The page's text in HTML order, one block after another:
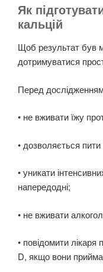
Як
кальцій
Щоб результат був
дотримуватися
Перед
• не вживати їжу
• дозволяється
• уникати
напередодні;
• не вживати
• повідомити лікаря
D, якщо вони